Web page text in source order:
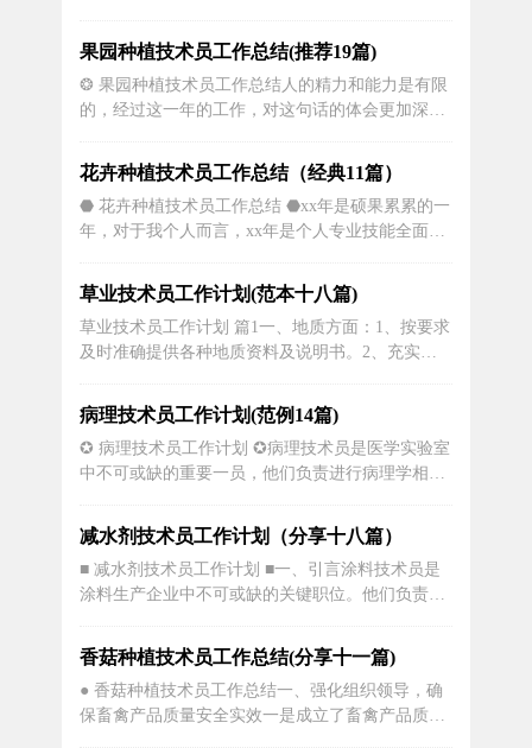
术员的工作计划至关重要，他们需要具备丰富的知
识和实践经验，以确保果树的生长和产量优化。本
文将围绕果树技术员的工作计划展开，从制定计
划、日常工作安排以及团队合作等方面...
果园种植技术员工作总结(推荐19篇)
❂ 果园种植技术员工作总结人的精力和能力是有限
的，经过这一年的工作，对这句话的体会更加深
人或几个人就能完成的。要想把本职工作干好只有
把周围所有人的积极性都调动起来，再通过自己的
知识和前辈所传授的经验加以配合。所以工程技术
人员的工作可分为管理和技术两个方面。...
花卉种植技术员工作总结（经典11篇）
⬣ 花卉种植技术员工作总结 ⬣xx年是硕果累累的一
年，对于我个人而言，xx年是个人专业技能全面进
工程处一名具备工程施工经验的技术干部，我部分
或者全程参与了汽机专业多个施工班组的技术工
作。正是在这繁忙而又充实的一年之中，在泸电工
程得天独厚的条件下，一方面我将...
草业技术员工作计划(范本十八篇)
草业技术员工作计划 篇1一、地质方面：1、按要求
及时准确提供各种地质资料及说明书。2、充实地
隐患，解决问题。4、继续做好地面物探、钻探工
作，为生产设计提供第一手资料。5、继续做好地
面裂隙调查工作。6、对周边相邻矿井情况进行调
查，...
病理技术员工作计划(范例14篇)
✪ 病理技术员工作计划 ✪病理技术员是医学实验室
中不可或缺的重要一员，他们负责进行病理学相关
治疗方案。为了保证工作的高效和质量，病理技术
员需要制定合理的工作计划，以提高工作效率和减
少错误。首先，一个合理的病理技术员工作计划应
包含日常的工作内容和时间安排。每...
减水剂技术员工作计划（分享十八篇）
■ 减水剂技术员工作计划 ■一、引言涂料技术员是
涂料生产企业中不可或缺的关键职位。他们负责控
质量的涂料产品。本文将详细介绍涂料技术员的工
作计划，包括工作目标、任务分配、工作流程等内
容。二、工作目标涂料技术员的工作目标是确保生
产出高品质、符合标准的涂料产品。...
香菇种植技术员工作总结(分享十一篇)
● 香菇种植技术员工作总结一、强化组织领导，确
保畜禽产品质量安全实效一是成立了畜禽产品质量